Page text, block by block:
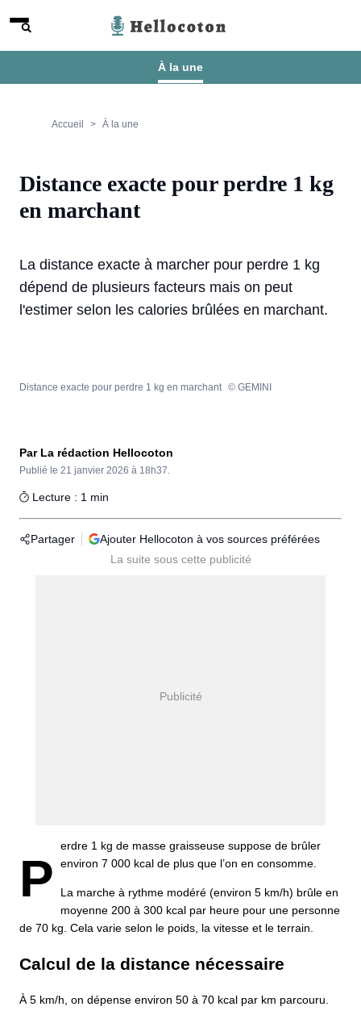
Menu
À la une
Accueil À la une
Distance exacte pour perdre 1 kg
en marchant
La distance exacte à marcher pour perdre 1 kg
dépend de plusieurs facteurs mais on peut
l'estimer selon les calories brûlées en marchant.
Distance exacte pour perdre 1 kg en marchant © GEMINI
Par La rédaction Hellocoton
Publié le 21 janvier 2026 à 18h37.
Lecture : 1 min
Partager Ajouter Hellocoton à vos sources préférées
P
erdre 1 kg de masse graisseuse suppose de brûler
environ 7 000 kcal de plus que l’on en consomme.
La marche à rythme modéré (environ 5 km/h) brûle en
moyenne 200 à 300 kcal par heure pour une personne
de 70 kg. Cela varie selon le poids, la vitesse et le terrain.
Calcul de la distance nécessaire
À 5 km/h, on dépense environ 50 à 70 kcal par km parcouru.